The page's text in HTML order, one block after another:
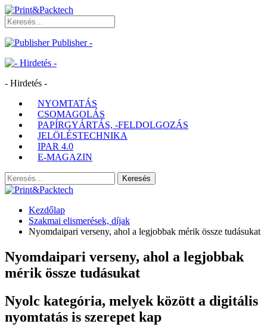
Publisher -
- Hirdetés -
NYOMTATÁS
CSOMAGOLÁS
PAPÍRGYÁRTÁS, -FELDOLGOZÁS
JELÖLÉSTECHNIKA
IPAR 4.0
E-MAGAZIN
Kezdőlap
Szakmai elismerések, díjak
Nyomdaipari verseny, ahol a legjobbak mérik össze tudásukat
Nyomdaipari verseny, ahol a legjobbak
mérik össze tudásukat
Nyolc kategória, melyek között a digitális
nyomtatás is szerepet kap